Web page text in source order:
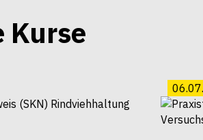
Kurse